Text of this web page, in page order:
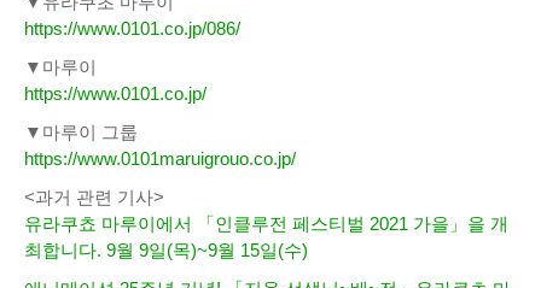
https://www.0101.co.jp/086/
▼마루이
https://www.0101.co.jp/
▼마루이 그룹
https://www.0101maruigrouo.co.jp/
<과거 관련 기사>
유라쿠쵸 마루이에서 「인클루전 페스티벌 2021 가을」을 개
최합니다. 9월 9일(목)~9월 15일(수)